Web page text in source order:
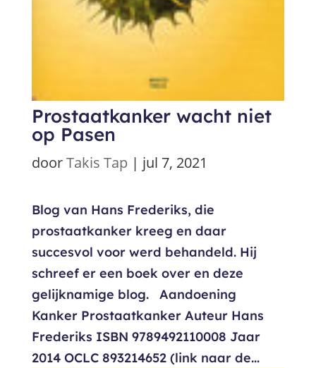
Prostaatkanker wacht niet
op Pasen
doorTakis Tap | jul 7, 2021
Blog van Hans Frederiks, die
prostaatkanker kreeg en daar
succesvol voor werd behandeld. Hij
schreef er een boek over en deze
gelijknamige blog. Aandoening
Kanker Prostaatkanker Auteur Hans
Frederiks ISBN 9789492110008 Jaar
2014 OCLC 893214652 (link naar de...